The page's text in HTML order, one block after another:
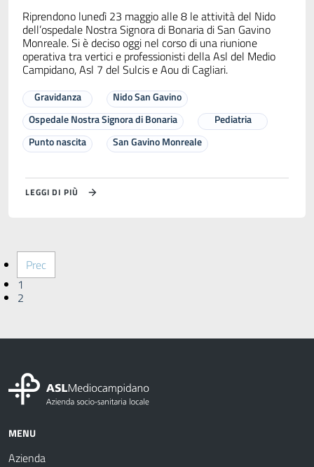
Riprendono lunedì 23 maggio alle 8 le attività del Nido
dell’ospedale Nostra Signora di Bonaria di San Gavino
Monreale. Si è deciso oggi nel corso di una riunione
operativa tra vertici e professionisti della Asl del Medio
Campidano, Asl 7 del Sulcis e Aou di Cagliari.
Gravidanza
Nido San Gavino
Ospedale Nostra Signora di Bonaria
Pediatria
Punto nascita
San Gavino Monreale
LEGGI DI PIÙ
Prec
1
2
MENU
Azienda